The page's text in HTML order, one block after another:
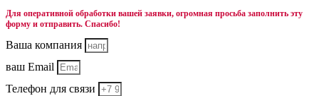
Для оперативной обработки вашей заявки, огромная просьба заполнить эту
форму и отправить. Спасибо!
Ваша компания
ваш Email
Телефон для связи